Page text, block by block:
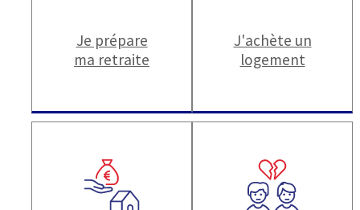
Je prépare
ma retraite
J'achète un
logement